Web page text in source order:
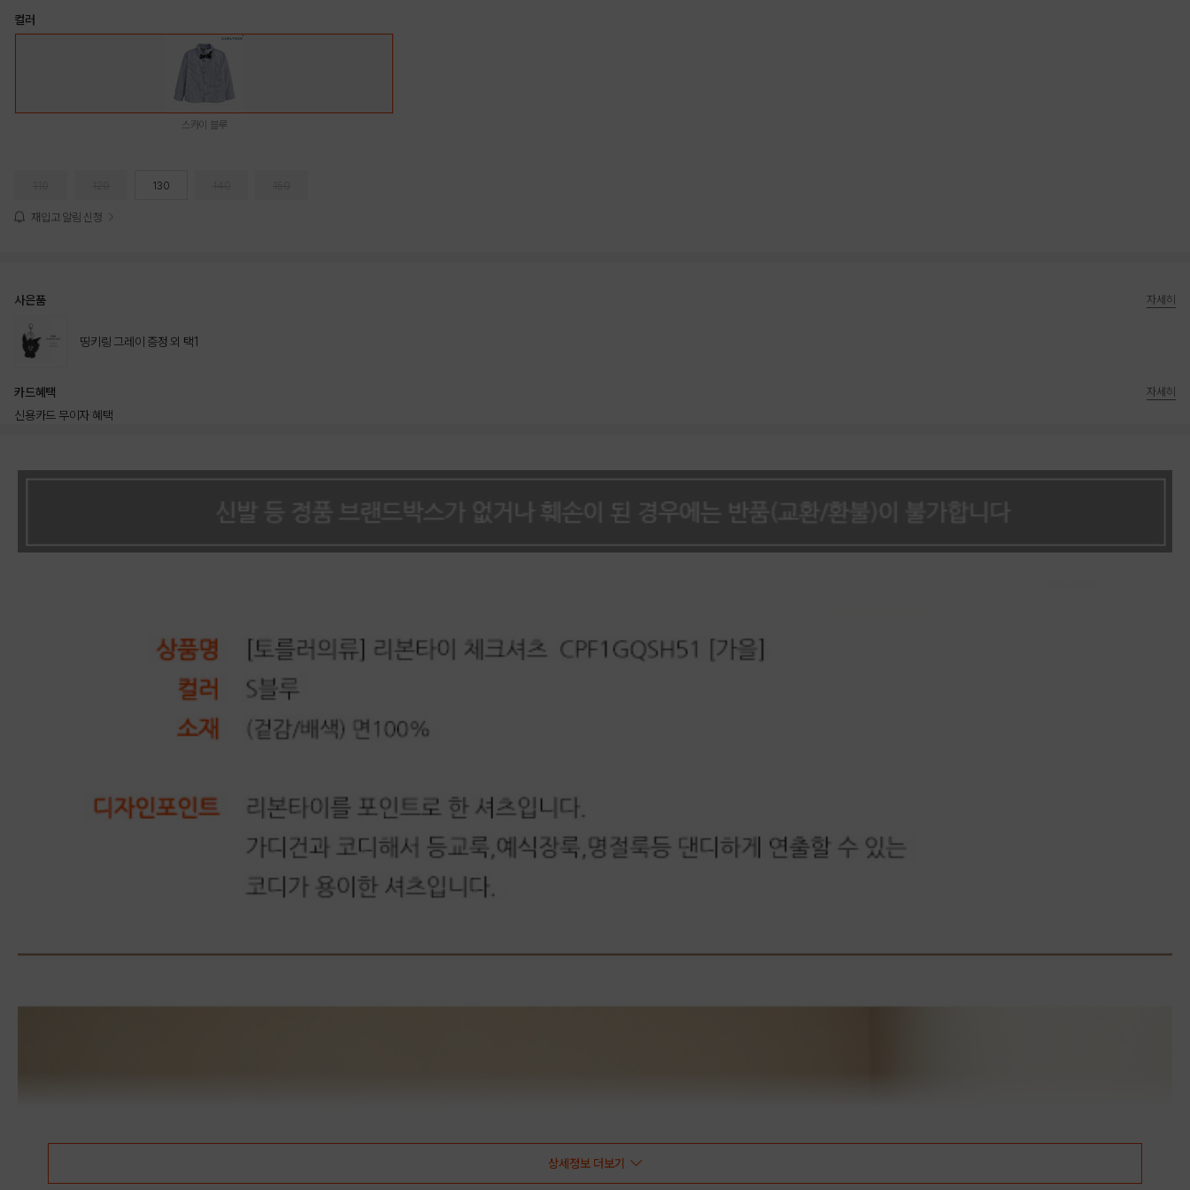
컬러
스카이 블루
130
재입고 알림 신청
사은품
띵키링 그레이 증정 외 택1
자세히
카드혜택
신용카드 무이자 혜택
자세히
상세정보 더보기